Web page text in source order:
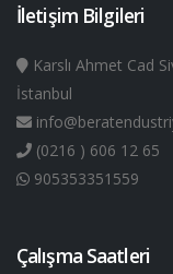
İletişim Bilgileri
Karslı Ahmet Cad
İstanbul
(0216 ) 606 12 65
905353351559
Çalışma Saatleri